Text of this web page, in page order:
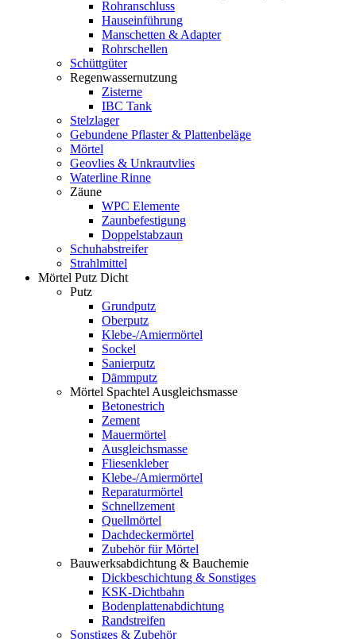
Rohranschluss
Hauseinführung
Manschetten & Adapter
Rohrschellen
Schüttgüter
Regenwassernutzung
Zisterne
IBC Tank
Stelzlager
Gebundene Pflaster & Plattenbeläge
Mörtel
Geovlies & Unkrautvlies
Waterline Rinne
Zäune
WPC Elemente
Zaunbefestigung
Doppelstabzaun
Schuhabstreifer
Strahlmittel
Mörtel Putz Dicht
Putz
Grundputz
Oberputz
Klebe-/Amiermörtel
Sockel
Sanierputz
Dämmputz
Mörtel Spachtel Ausgleichsmasse
Betonestrich
Zement
Mauermörtel
Ausgleichsmasse
Fliesenkleber
Klebe-/Amiermörtel
Reparaturmörtel
Schnellzement
Quellmörtel
Dachdeckermörtel
Zubehör für Mörtel
Bauwerksabdichtung & Bauchemie
Dickbeschichtung & Sonstiges
KSK-Dichtbahn
Bodenplattenabdichtung
Randstreifen
Sonstiges & Zubehör